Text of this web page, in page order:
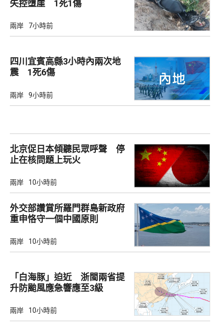
失控墮崖 1死1傷
兩岸 7小時前
四川宜賓高縣3小時內兩次地
震 1死6傷
兩岸 9小時前
北京促日本傾聽民眾呼聲 停
止在核問題上玩火
兩岸 10小時前
外交部讚賞所羅門群島新政府
重申恪守一個中國原則
兩岸 10小時前
「白海豚」迫近 浙閩兩省提
升防颱風應急響應至3級
兩岸 10小時前